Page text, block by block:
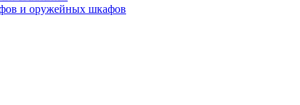
и оружейных шкафов